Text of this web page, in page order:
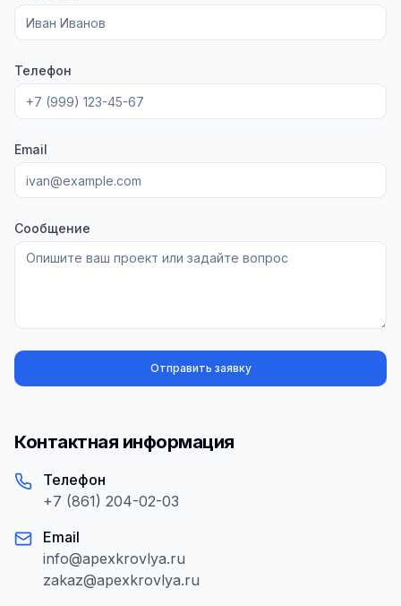
Телефон
Email
Сообщение
Отправить заявку
Контактная информация
Телефон
+7 (861) 204-02-03
Email
info@apexkrovlya.ru
zakaz@apexkrovlya.ru